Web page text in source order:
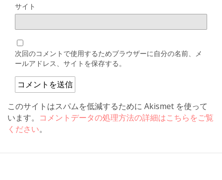
サイト
次回のコメントで使用するためブラウザーに自分の名前、メ
ールアドレス、サイトを保存する。
このサイトはスパムを低減するために Akismet を使って
います。 コメントデータの処理方法の詳細はこちらをご覧
ください。